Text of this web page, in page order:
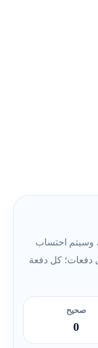
وسيتم احتساب
دفعات؛ كل دفعة
صحيح
0